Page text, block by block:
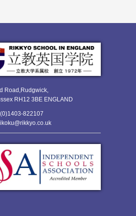
Road,Rudgwick,
RH12 3BE ENGLAND
822107